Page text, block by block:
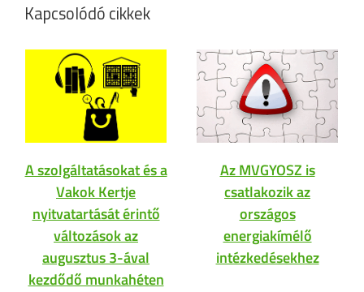
Kapcsolódó cikkek
A szolgáltatásokat és a
Vakok Kertje
nyitvatartását érintő
változások az
augusztus 3-ával
kezdődő munkahéten
Az MVGYOSZ is
csatlakozik az
országos
energiakímélő
intézkedésekhez